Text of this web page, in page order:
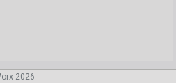
2026